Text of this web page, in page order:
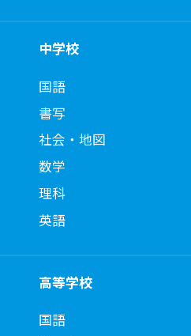
中学校
国語
書写
社会・地図
数学
理科
英語
高等学校
国語